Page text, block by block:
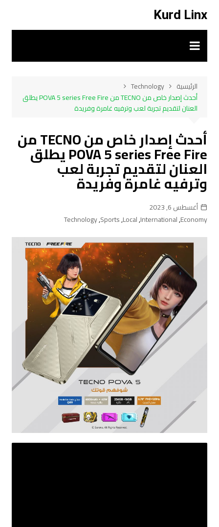
المحتوى
Kurd Linx
الرئيسية
Technology
أحدث إصدار خاص من TECNO من POVA 5 series Free Fire يطلق
العنان لتقديم تجربة لعب وترفيه غامرة وفريدة
أحدث إصدار خاص من TECNO من
POVA 5 series Free Fire يطلق
العنان لتقديم تجربة لعب
وترفيه غامرة وفريدة
أغسطس 6, 2023
Economy
,
International
,
Local
,
Sports
,
Technology